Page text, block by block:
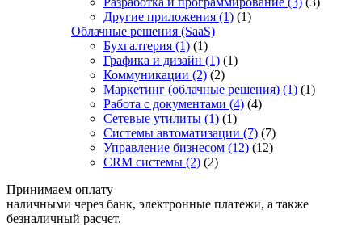
Другие приложения (1) (1)
Облачные решения (SaaS)
Бухгалтерия (1) (1)
Графика и дизайн (1) (1)
Коммуникации (2) (2)
Маркетинг (облачные решения) (1) (1)
Работа с документами (4) (4)
Сетевые утилиты (1) (1)
Системы автоматизации (7) (7)
Управление бизнесом (12) (12)
CRM системы (2) (2)
Принимаем оплату
наличными через банк, электронные платежи, а также
безналичный расчет.